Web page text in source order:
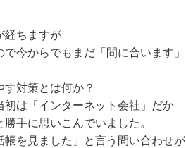
経ちますが
今からでもまだ「間に合います」
対策とは何か？
は「インターネット会社」だか
手に思いこんでいました。
を見ました」と言う問い合わせが